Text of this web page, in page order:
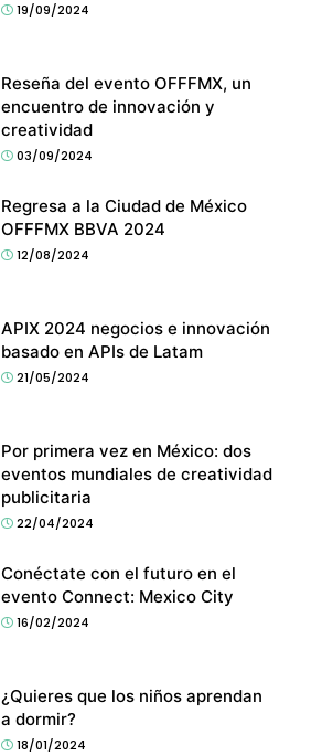
19/09/2024
Reseña del evento OFFFMX, un
encuentro de innovación y
creatividad
03/09/2024
Regresa a la Ciudad de México
OFFFMX BBVA 2024
12/08/2024
APIX 2024 negocios e innovación
basado en APIs de Latam
21/05/2024
Por primera vez en México: dos
eventos mundiales de creatividad
publicitaria
22/04/2024
Conéctate con el futuro en el
evento Connect: Mexico City
16/02/2024
¿Quieres que los niños aprendan
a dormir?
18/01/2024